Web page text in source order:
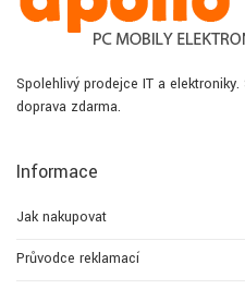
Spolehlivý prodejce IT a
doprava zdarma.
Informace
Jak nakupovat
Průvodce reklamací